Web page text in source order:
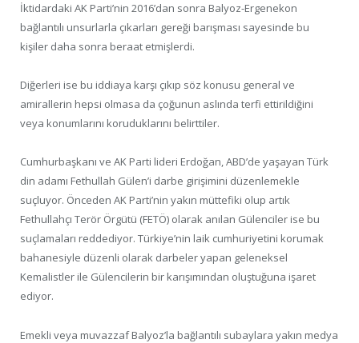
İktidardaki AK Parti’nin 2016’dan sonra Balyoz-Ergenekon
bağlantılı unsurlarla çıkarları gereği barışması sayesinde bu
kişiler daha sonra beraat etmişlerdi.
Diğerleri ise bu iddiaya karşı çıkıp söz konusu general ve
amirallerin hepsi olmasa da çoğunun aslında terfi ettirildiğini
veya konumlarını koruduklarını belirttiler.
Cumhurbaşkanı ve AK Parti lideri Erdoğan, ABD’de yaşayan Türk
din adamı Fethullah Gülen’i darbe girişimini düzenlemekle
suçluyor. Önceden AK Parti’nin yakın müttefiki olup artık
Fethullahçı Terör Örgütü (FETÖ) olarak anılan Gülenciler ise bu
suçlamaları reddediyor. Türkiye’nin laik cumhuriyetini korumak
bahanesiyle düzenli olarak darbeler yapan geleneksel
Kemalistler ile Gülencilerin bir karışımından oluştuğuna işaret
ediyor.
Emekli veya muvazzaf Balyoz’la bağlantılı subaylara yakın medya